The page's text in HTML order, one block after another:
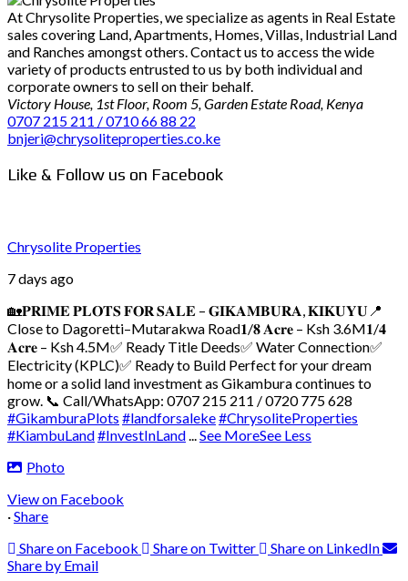
At Chrysolite Properties, we specialize as agents in Real Estate
sales covering Land, Apartments, Homes, Villas, Industrial Land
and Ranches amongst others. Contact us to access the wide
variety of products entrusted to us by both individual and
corporate owners to sell on their behalf.
Victory House, 1st Floor, Room 5, Garden Estate Road, Kenya
0707 215 211 / 0710 66 88 22
bnjeri@chrysoliteproperties.co.ke
Like & Follow us on Facebook
Chrysolite Properties
7 days ago
🏡𝐏𝐑𝐈𝐌𝐄 𝐏𝐋𝐎𝐓𝐒 𝐅𝐎𝐑 𝐒𝐀𝐋𝐄 – 𝐆𝐈𝐊𝐀𝐌𝐁𝐔𝐑𝐀, 𝐊𝐈𝐊𝐔𝐘𝐔 📍
Close to Dagoretti–Mutarakwa Road𝟏/𝟖 𝐀𝐜𝐫𝐞 – Ksh 3.6M𝟏/𝟒
𝐀𝐜𝐫𝐞 – Ksh 4.5M✅ Ready Title Deeds✅ Water Connection✅
Electricity (KPLC)✅ Ready to Build Perfect for your dream
home or a solid land investment as Gikambura continues to
grow. 📞 Call/WhatsApp: 0707 215 211 / 0720 775 628
#GikamburaPlots #landforsaleke#ChrysoliteProperties
#KiambuLand#InvestInLand...See MoreSee Less
Photo
View on Facebook
·Share
Share on Facebook
Share on Twitter
Share on LinkedIn
Share by Email